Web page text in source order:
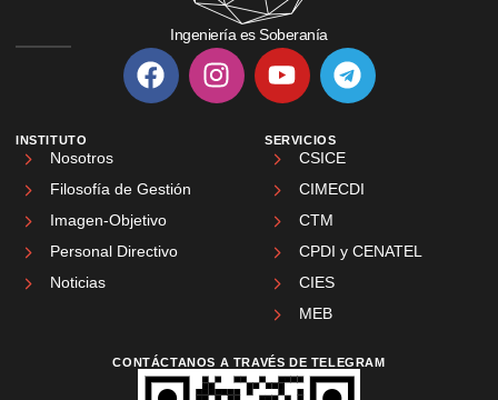
Ingeniería es Soberanía
INSTITUTO
Nosotros
Filosofía de Gestión
Imagen-Objetivo
Personal Directivo
Noticias
SERVICIOS
CSICE
CIMECDI
CTM
CPDI y CENATEL
CIES
MEB
CONTÁCTANOS A TRAVÉS DE TELEGRAM